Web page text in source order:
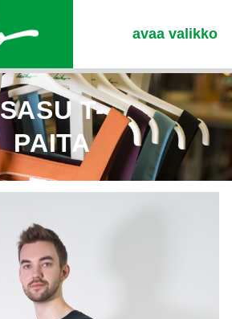
avaa valikko
SASU T-
PAITA